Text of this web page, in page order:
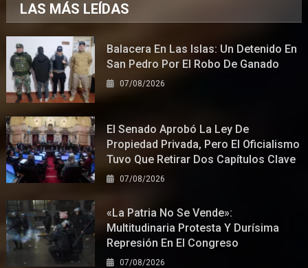
LAS MÁS LEÍDAS
Balacera En Las Islas: Un Detenido En
San Pedro Por El Robo De Ganado
07/08/2026
El Senado Aprobó La Ley De
Propiedad Privada, Pero El Oficialismo
Tuvo Que Retirar Dos Capítulos Clave
07/08/2026
«La Patria No Se Vende»:
Multitudinaria Protesta Y Durísima
Represión En El Congreso
07/08/2026